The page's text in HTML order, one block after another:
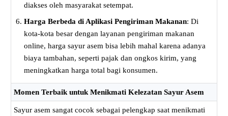
diakses oleh masyarakat setempat.
Harga Berbeda di Aplikasi Pengiriman Makanan: Di
kota-kota besar dengan layanan pengiriman makanan
online, harga sayur asem bisa lebih mahal karena adanya
biaya tambahan, seperti pajak dan ongkos kirim, yang
meningkatkan harga total bagi konsumen.
Momen Terbaik untuk Menikmati Kelezatan Sayur Asem
Sayur asem sangat cocok sebagai pelengkap saat menikmati